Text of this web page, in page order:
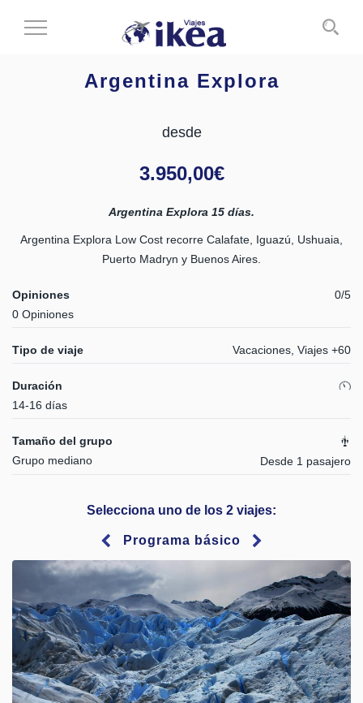
Cambiar
Argentina Explora
desde
3.950,00€
Argentina Explora 15 días.
Argentina Explora Low Cost recorre Calafate, Iguazú, Ushuaia,
Puerto Madryn y Buenos Aires.
Opiniones
0 Opiniones
0/5
Tipo de viaje Vacaciones, Viajes +60
Duración
14-16 días
Tamaño del grupo
Grupo mediano
Desde 1 pasajero
Selecciona uno de los 2 viajes:
Programa básico